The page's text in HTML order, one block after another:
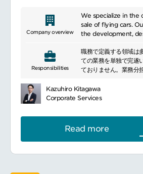
ローカルマネジメント
ンプライアンス部門向
報告書・ダッシュボー
コンプライアンス関連
ションの提供
営業、オペレーション
プロセス全体における
を推進
コンプライアンスに関
て、関係規制当局との
務を遂行
Company overview
We specialize in the
sale of flying cars.
the development,
vehicles. We offer
features: first, we
capable of door-to-
transporting heavy
initiated manned
of flying cars in
to the creation of a
Responsibilities
職務で定義する領域は
ての業務を単独で完遂
ておりません。業務分
とを期待しています。
契約法務 ・ 交渉:
契約書および重要文書
成・法的助言・交渉
相手方(国内外のベン
等)との直接交渉を通じ
Kazuhiro Kitagawa
Corporate Services
Read more